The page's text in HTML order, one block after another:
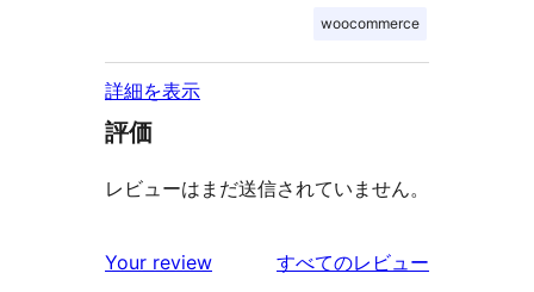
woocommerce
詳細を表示
評価
レビューはまだ送信されていません。
Your review すべてのレビュー